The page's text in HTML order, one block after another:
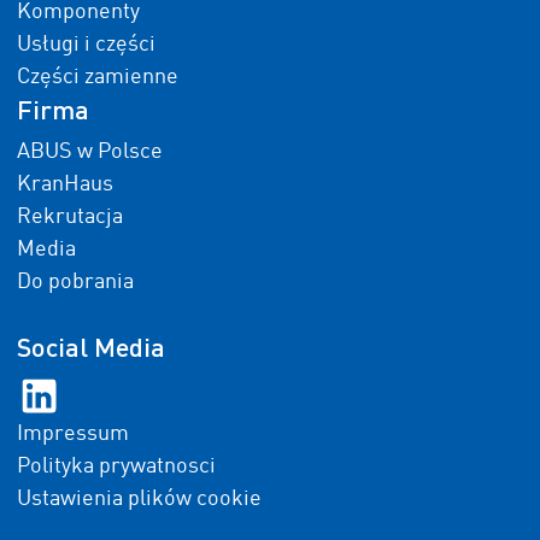
Komponenty
Usługi i części
Części zamienne
Firma
ABUS w Polsce
KranHaus
Rekrutacja
Media
Do pobrania
Social Media
Impressum
Polityka prywatnosci
Ustawienia plików cookie